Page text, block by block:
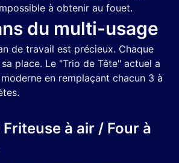
à obtenir au fouet.
du multi-usage
de travail est précieux. Chaque
place. Le "Trio de Tête" actuel a
en remplaçant chacun 3 à
à air / Four à